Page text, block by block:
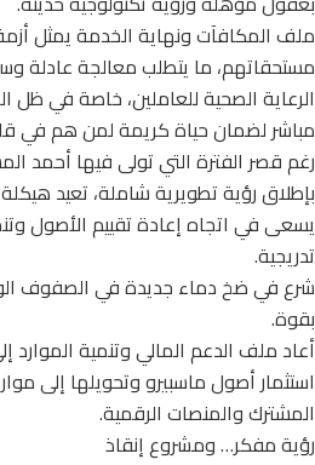
ملف المكافآت ونهاية الخدمة يمثل
مستحقاتهم، ما يتطلب معالجة عادلة
الرعاية الصحية للعاملين، خاصة في ظل
مباشر لضمان حياة كريمة لمن هم في
رغم قصر الفترة التي تولى فيها أحمد
بإطلاق رؤية تطويرية شاملة، تعيد
يسعى في اتجاه إعادة تقييم الأصول
تدريجية.
شرع في ضخ دماء جديدة في الصفوف
بقوة.
أعاد ملف الدعم المالي وتنمية الموارد
استثمار أصول ماسبيرو وتحويلها إلى
المشترك والمنصات الرقمية.
رؤية مفكر… ومشروع إنقاذ